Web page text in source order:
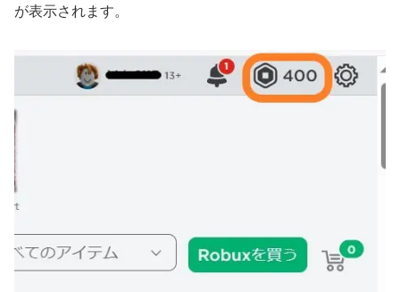
が表示されます。